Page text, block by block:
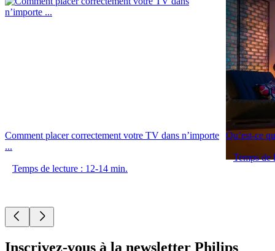
Comment placer correctement votre TV dans n’importe
...
Temps de lecture : 12-14 min.
Qu’est-ce
Temps de
Inscrivez-vous à la newsletter Philips